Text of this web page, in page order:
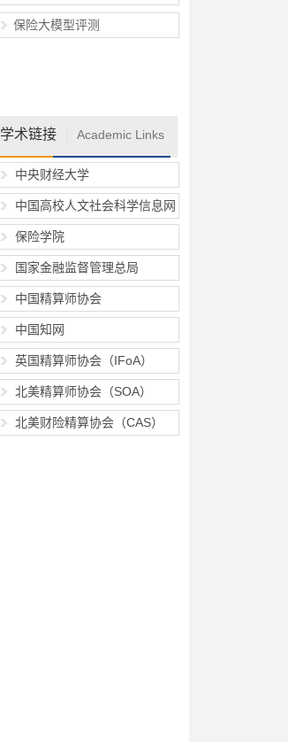
保险大模型评测
学术链接 Academic Links
中央财经大学
中国高校人文社会科学信息网
保险学院
国家金融监督管理总局
中国精算师协会
中国知网
英国精算师协会（IFoA）
北美精算师协会（SOA）
北美财险精算协会（CAS）